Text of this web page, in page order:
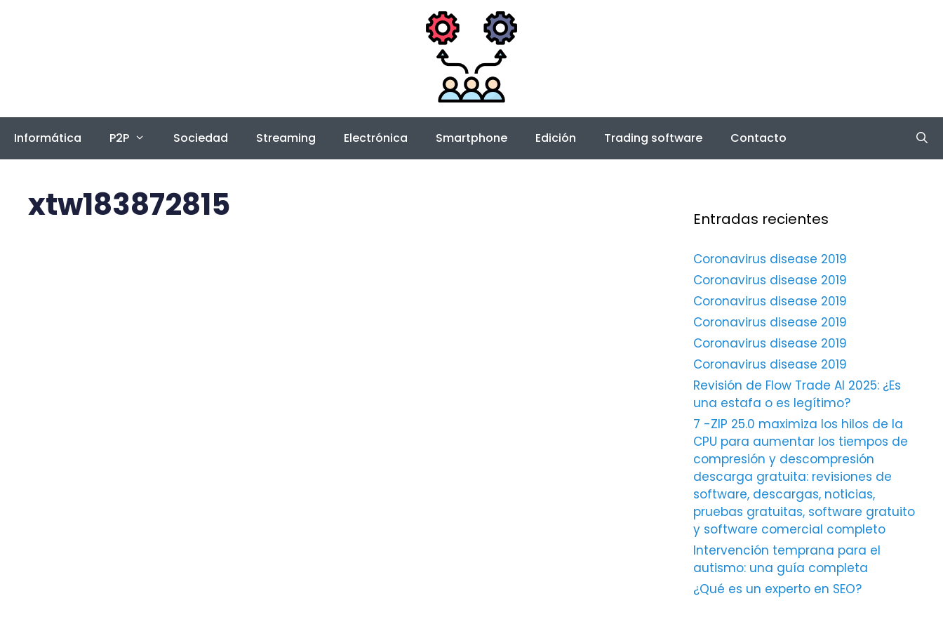
Informática P2P Sociedad Streaming Electrónica Smartphone Edición Trading software Contacto
xtw183872815 Entradas recientes
Coronavirus disease 2019
Coronavirus disease 2019
Coronavirus disease 2019
Coronavirus disease 2019
Coronavirus disease 2019
Coronavirus disease 2019
Revisión de Flow Trade AI 2025: ¿Es
una estafa o es legítimo?
7 -ZIP 25.0 maximiza los hilos de la
CPU para aumentar los tiempos de
compresión y descompresión
descarga gratuita: revisiones de
software, descargas, noticias,
pruebas gratuitas, software gratuito
y software comercial completo
Intervención temprana para el
autismo: una guía completa
¿Qué es un experto en SEO?